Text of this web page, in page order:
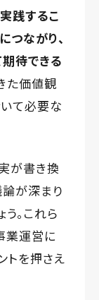
践するこ
つながり、
待できる
た価値観
て必要な
が書き換
が深まり
。これら
業運営に
トを押さえ